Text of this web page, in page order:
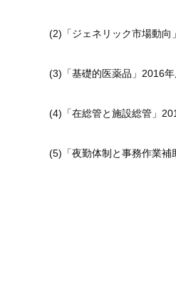
(2) 「ジェネリック市場動向」
(3) 「基礎的医薬品」 2016
(4) 「在総管と施設総管」
(5) 「夜勤体制と事務作業補